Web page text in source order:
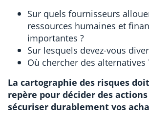
Sur quels fournisseurs
ressources humaines et
importantes ?
Sur lesquels devez-vous
Où chercher des alternatives
La cartographie des risques
repère pour décider des
sécuriser durablement vos